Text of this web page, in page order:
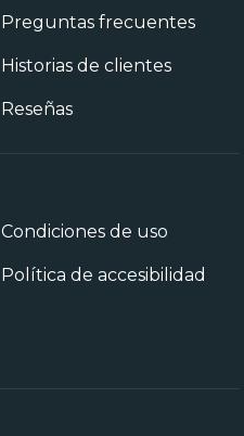
Preguntas frecuentes
Historias de clientes
Reseñas
Condiciones de uso
Política de accesibilidad